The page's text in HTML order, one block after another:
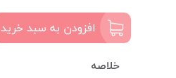
افزودن به سبد خرید